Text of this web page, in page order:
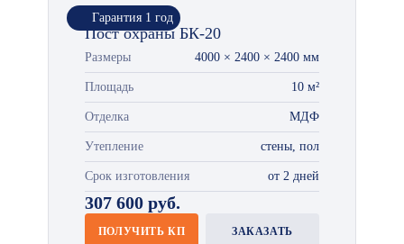
Гарантия 1 год
Пост охраны БК-20
Размеры 4000 × 2400 × 2400 мм
Площадь 10 м²
Отделка МДФ
Утепление стены, пол
Срок изготовления от 2 дней
307 600 руб.
ПОЛУЧИТЬ КП ЗАКАЗАТЬ